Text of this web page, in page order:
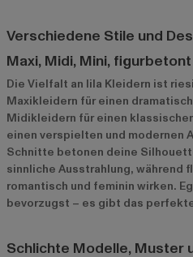
Verschiedene Stile und
Maxi, Midi, Mini,
Die Vielfalt an lila Kleidern ist
Maxikleidern für einen
Midikleidern für einen
einen verspielten und modernen
Schnitte betonen deine
sinnliche Ausstrahlung, während
romantisch und feminin wirken.
bevorzugst – es gibt das
Schlichte Modelle, Muster